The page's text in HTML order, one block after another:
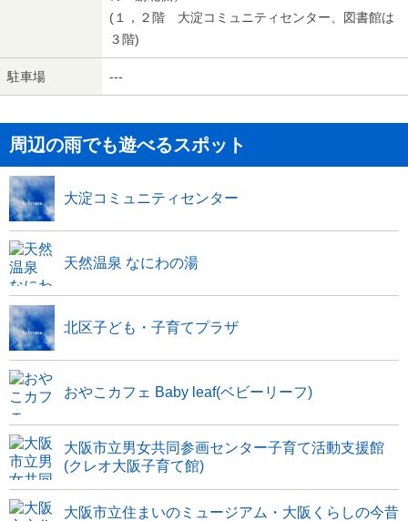
(１，２階 大淀コミュニティセンター、図書館は
３階)
駐車場 ---
周辺の雨でも遊べるスポット
大淀コミュニティセンター
天然温泉 なにわの湯
北区子ども・子育てプラザ
おやこカフェ Baby leaf(ベビーリーフ)
大阪市立男女共同参画センター子育て活動支援館
(クレオ大阪子育て館)
大阪市立住まいのミュージアム・大阪くらしの今昔